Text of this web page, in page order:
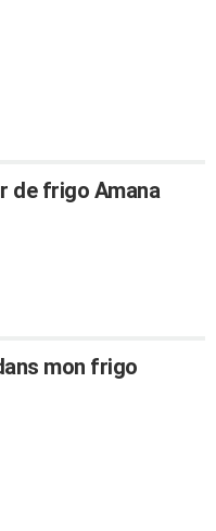
de frigo Amana
mon frigo